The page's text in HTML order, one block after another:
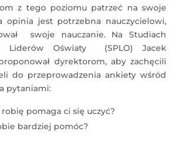
z tego poziomu patrzeć na swoje
opinia jest potrzebna nauczycielowi,
swoje nauczanie. Na Studiach
Liderów Oświaty (SPLO) Jacek
dyrektorom, aby zachęcili
do przeprowadzenia ankiety wśród
pytaniami:
pomaga ci się uczyć?
bardziej pomóc?